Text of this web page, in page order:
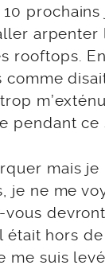
rooftops.
pendant ce
mais
je ne me
vous
était hors
me suis